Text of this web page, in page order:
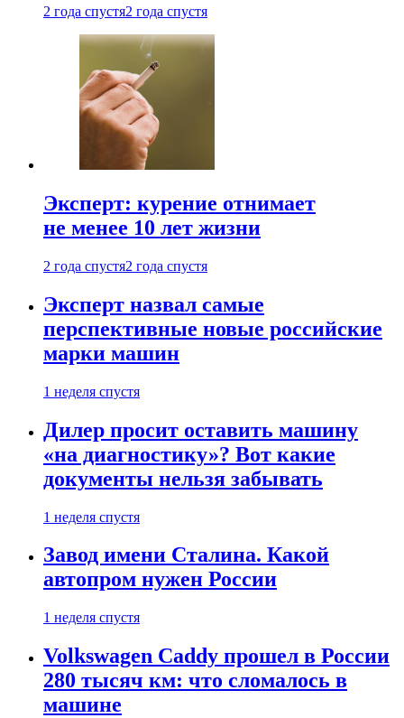
2 года спустя2 года спустя
Эксперт: курение отнимает
не менее 10 лет жизни
2 года спустя2 года спустя
Эксперт назвал самые
перспективные новые российские
марки машин
1 неделя спустя
Дилер просит оставить машину
«на диагностику»? Вот какие
документы нельзя забывать
1 неделя спустя
Завод имени Сталина. Какой
автопром нужен России
1 неделя спустя
Volkswagen Caddy прошел в России
280 тысяч км: что сломалось в
машине